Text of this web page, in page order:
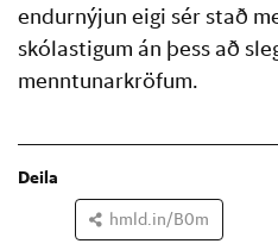
endurnýjun eigi sér stað
skólastigum án þess að
menntunarkröfum.
Deila
hmld.in/B0m